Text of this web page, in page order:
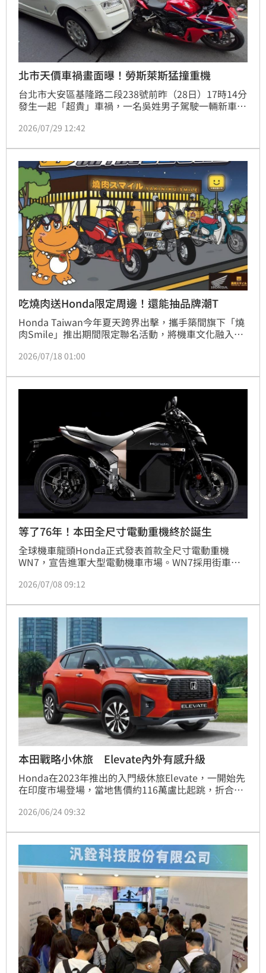
北市天價車禍畫面曝！勞斯萊斯猛撞重機
台北市大安區基隆路二段238號前昨（28日）17時14分
發生一起「超貴」車禍，一名吳姓男子駕駛一輛新車價
撞前方一輛價值約40萬元的Honda CBR650R重機，重
柵，所幸未造成人員受傷。
2026/07/29 12:42
吃燒肉送Honda限定周邊！還能抽品牌潮T
Honda Taiwan今年夏天跨界出擊，攜手築間旗下「燒
肉Smile」推出期間限定聯名活動，將機車文化融入美
泰及高雄台鋁四家門市，展示Monkey、Super Cub
距離賞車，點購指定套餐即可獲贈限量聯名貼紙，參與
尋寶任務還可抽品牌潮T或兌換肉品。Honda
Motorcycle APP會員更享專屬福利，透過此次跨界合
作，Honda成功將騎乘樂趣與自由生活風格帶入日
常，邀請車迷與美食愛好者一同體驗這場視覺與味覺的
雙重饗宴。
2026/07/18 01:00
等了76年！本田全尺寸電動重機終於誕生
全球機車龍頭Honda正式發表首款全尺寸電動重機
WN7，宣告進軍大型電動機車市場。WN7採用街車設
級燃油車。針對續航力140公里的討論，Honda強調其
效提升使用便利性。車體配置鋁合金車架、Showa倒
立式前叉及Nissin彎道ABS，並配備倒車輔助與四種騎
乘模式，展現深厚的造車技術。儘管續航表現引發車迷
關注，但WN7以成熟的充電生態系統與高品質硬體規
格，正式開啟Honda電動化布局的新紀元，為未來市
場競爭奠定重要基礎。
2026/07/08 09:12
本田戰略小休旅 Elevate內外有感升級
Honda在2023年推出的入門級休旅Elevate，一開始先
在印度市場登場，當地售價約116萬盧比起跳，折合新
WR-V之名進軍日本，逐步升級成為Honda全球戰略休
款計畫。
2026/06/24 09:32